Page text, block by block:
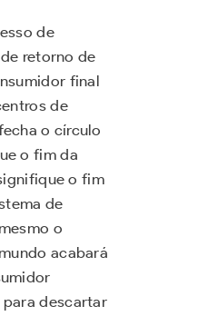
de
retorno de
final
de
o círculo
o fim da
o fim
de
o
acabará
descartar